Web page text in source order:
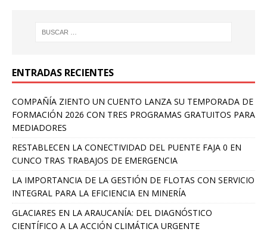
ENTRADAS RECIENTES
COMPAÑÍA ZIENTO UN CUENTO LANZA SU TEMPORADA DE
FORMACIÓN 2026 CON TRES PROGRAMAS GRATUITOS PARA
MEDIADORES
RESTABLECEN LA CONECTIVIDAD DEL PUENTE FAJA 0 EN
CUNCO TRAS TRABAJOS DE EMERGENCIA
LA IMPORTANCIA DE LA GESTIÓN DE FLOTAS CON SERVICIO
INTEGRAL PARA LA EFICIENCIA EN MINERÍA
GLACIARES EN LA ARAUCANÍA: DEL DIAGNÓSTICO
CIENTÍFICO A LA ACCIÓN CLIMÁTICA URGENTE